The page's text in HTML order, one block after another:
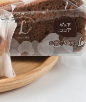
キ